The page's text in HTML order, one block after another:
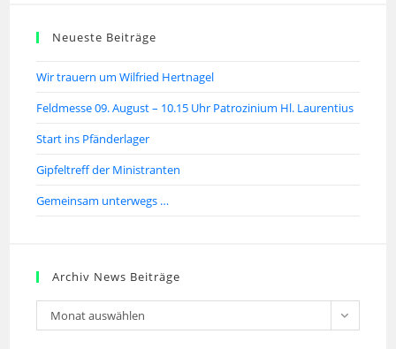
Neueste Beiträge
Wir trauern um Wilfried Hertnagel
Feldmesse 09. August – 10.15 Uhr Patrozinium Hl. Laurentius
Start ins Pfänderlager
Gipfeltreff der Ministranten
Gemeinsam unterwegs …
Archiv News Beiträge
Monat auswählen